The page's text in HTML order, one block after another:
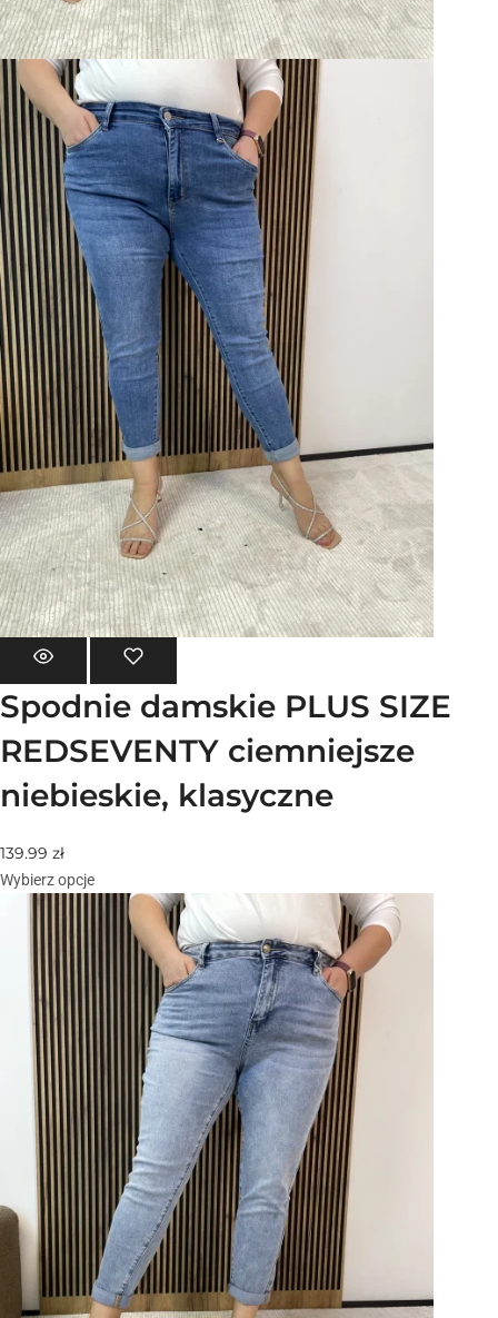
Spodnie damskie PLUS SIZE
REDSEVENTY ciemniejsze
niebieskie, klasyczne
139.99 zł
Wybierz opcje